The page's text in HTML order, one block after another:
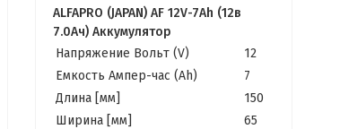
ALFAPRO (JAPAN) AF 12V-7Ah (12в
7.0Ач) Аккумулятор
Напряжение Вольт (V)
12
Емкость Ампер-час (Ah)
7
Длина [мм]
150
Ширина [мм]
65